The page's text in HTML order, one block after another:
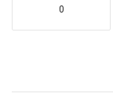
0